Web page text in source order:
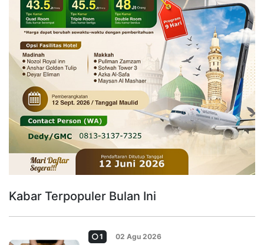
Kabar Terpopuler Bulan Ini
1 02 Agu 2026